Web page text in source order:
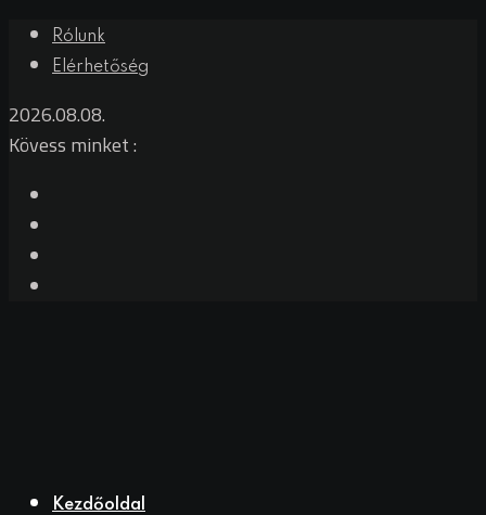
Skip
Rólunk
Elérhetőség
2026.08.08.
Kövess minket :
Kezdőoldal